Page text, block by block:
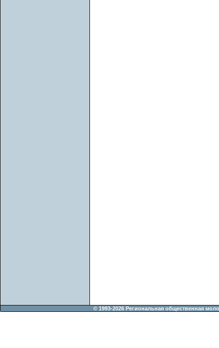
© 1993-2026 Региональная общественная